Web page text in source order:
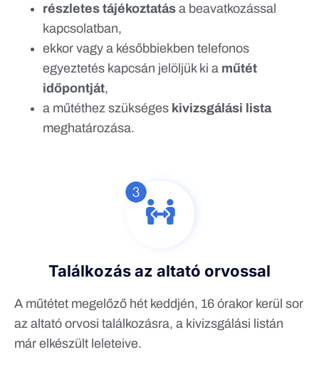
részletes tájékoztatás a beavatkozással
kapcsolatban,
ekkor vagy a későbbiekben telefonos
egyeztetés kapcsán jelöljük ki a műtét
időpontját,
a műtéthez szükséges kivizsgálási lista
meghatározása.
Találkozás az altató orvossal
A műtétet megelőző hét keddjén, 16 órakor kerül sor
az altató orvosi találkozásra, a kivizsgálási listán
már elkészült leleteive.